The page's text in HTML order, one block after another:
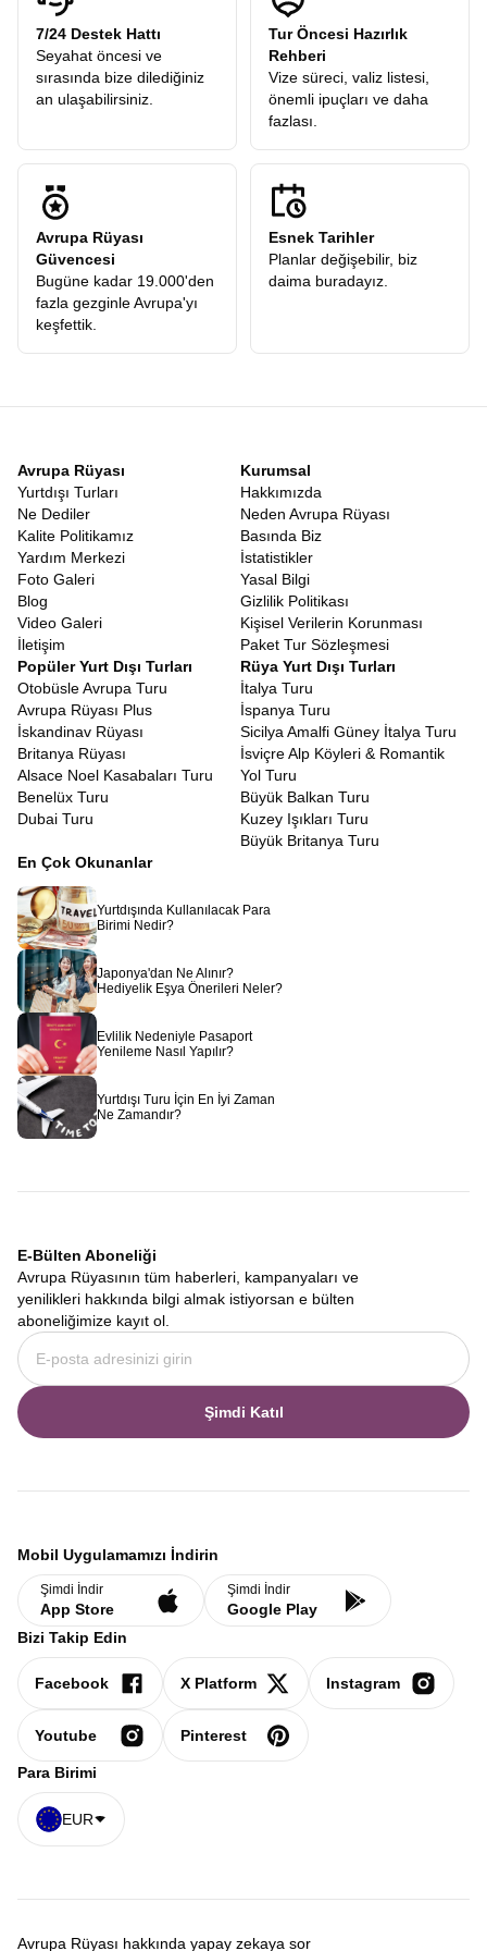
7/24 Destek Hattı
Seyahat öncesi ve
sırasında bize dilediğiniz
an ulaşabilirsiniz.
Tur Öncesi Hazırlık
Rehberi
Vize süreci, valiz listesi,
önemli ipuçları ve daha
fazlası.
Avrupa Rüyası
Güvencesi
Bugüne kadar 19.000'den
fazla gezginle Avrupa'yı
keşfettik.
Esnek Tarihler
Planlar değişebilir, biz
daima buradayız.
Avrupa Rüyası
Yurtdışı Turları
Ne Dediler
Kalite Politikamız
Yardım Merkezi
Foto Galeri
Blog
Video Galeri
İletişim
Kurumsal
Hakkımızda
Neden Avrupa Rüyası
Basında Biz
İstatistikler
Yasal Bilgi
Gizlilik Politikası
Kişisel Verilerin Korunması
Paket Tur Sözleşmesi
Popüler Yurt Dışı Turları
Otobüsle Avrupa Turu
Avrupa Rüyası Plus
İskandinav Rüyası
Britanya Rüyası
Alsace Noel Kasabaları Turu
Benelüx Turu
Dubai Turu
Rüya Yurt Dışı Turları
İtalya Turu
İspanya Turu
Sicilya Amalfi Güney İtalya Turu
İsviçre Alp Köyleri & Romantik
Yol Turu
Büyük Balkan Turu
Kuzey Işıkları Turu
Büyük Britanya Turu
En Çok Okunanlar
Yurtdışında Kullanılacak Para
Birimi Nedir?
Japonya'dan Ne Alınır?
Hediyelik Eşya Önerileri Neler?
Evlilik Nedeniyle Pasaport
Yenileme Nasıl Yapılır?
Yurtdışı Turu İçin En İyi Zaman
Ne Zamandır?
E-Bülten Aboneliği
Avrupa Rüyasının tüm haberleri, kampanyaları ve
yenilikleri hakkında bilgi almak istiyorsan e bülten
aboneliğimize kayıt ol.
Şimdi Katıl
Mobil Uygulamamızı İndirin
Şimdi İndir
App Store
Şimdi İndir
Google Play
Bizi Takip Edin
Facebook X Platform Instagram
Youtube Pinterest
Para Birimi
EUR
Avrupa Rüyası hakkında yapay zekaya sor